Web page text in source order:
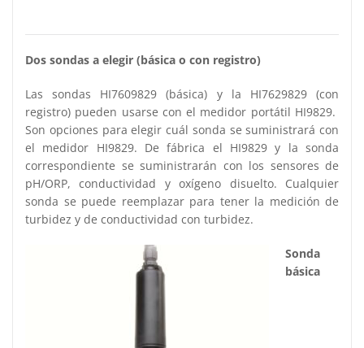
Dos sondas a elegir (básica o con registro)
Las sondas HI7609829 (básica) y la HI7629829 (con
registro) pueden usarse con el medidor portátil HI9829.
Son opciones para elegir cuál sonda se suministrará con
el medidor HI9829. De fábrica el HI9829 y la sonda
correspondiente se suministrarán con los sensores de
pH/ORP, conductividad y oxígeno disuelto. Cualquier
sonda se puede reemplazar para tener la medición de
turbidez y de conductividad con turbidez.
Sonda
básica